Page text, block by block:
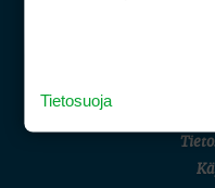
(digi)
Tietosuoja